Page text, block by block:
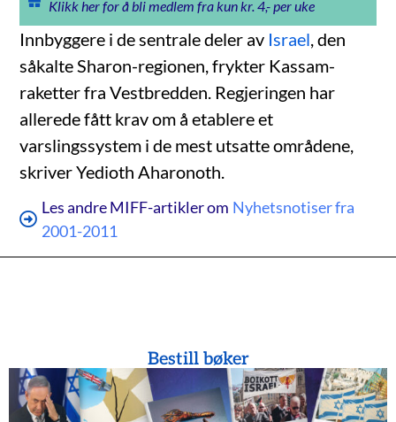
Klikk her for å bli medlem fra kun kr. 4,- per uke
Innbyggere i de sentrale deler av Israel, den
såkalte Sharon-regionen, frykter Kassam-
raketter fra Vestbredden. Regjeringen har
allerede fått krav om å etablere et
varslingssystem i de mest utsatte områdene,
skriver Yedioth Aharonoth.
Les andre MIFF-artikler om Nyhetsnotiser fra
2001-2011
Bestill bøker